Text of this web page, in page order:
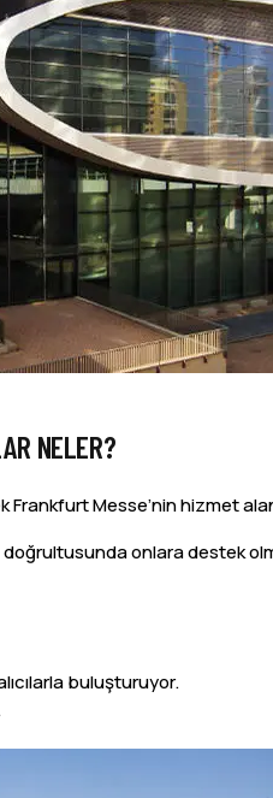
NELER?
Messe’nin hizmet
onlara destek
buluşturuyor.